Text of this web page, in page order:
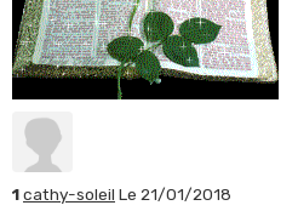
1cathy-soleil Le 21/01/2018